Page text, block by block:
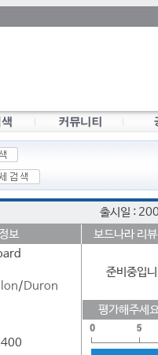
출시일 :
보
보드나라 리
/Duron
준비중입
평가해주세